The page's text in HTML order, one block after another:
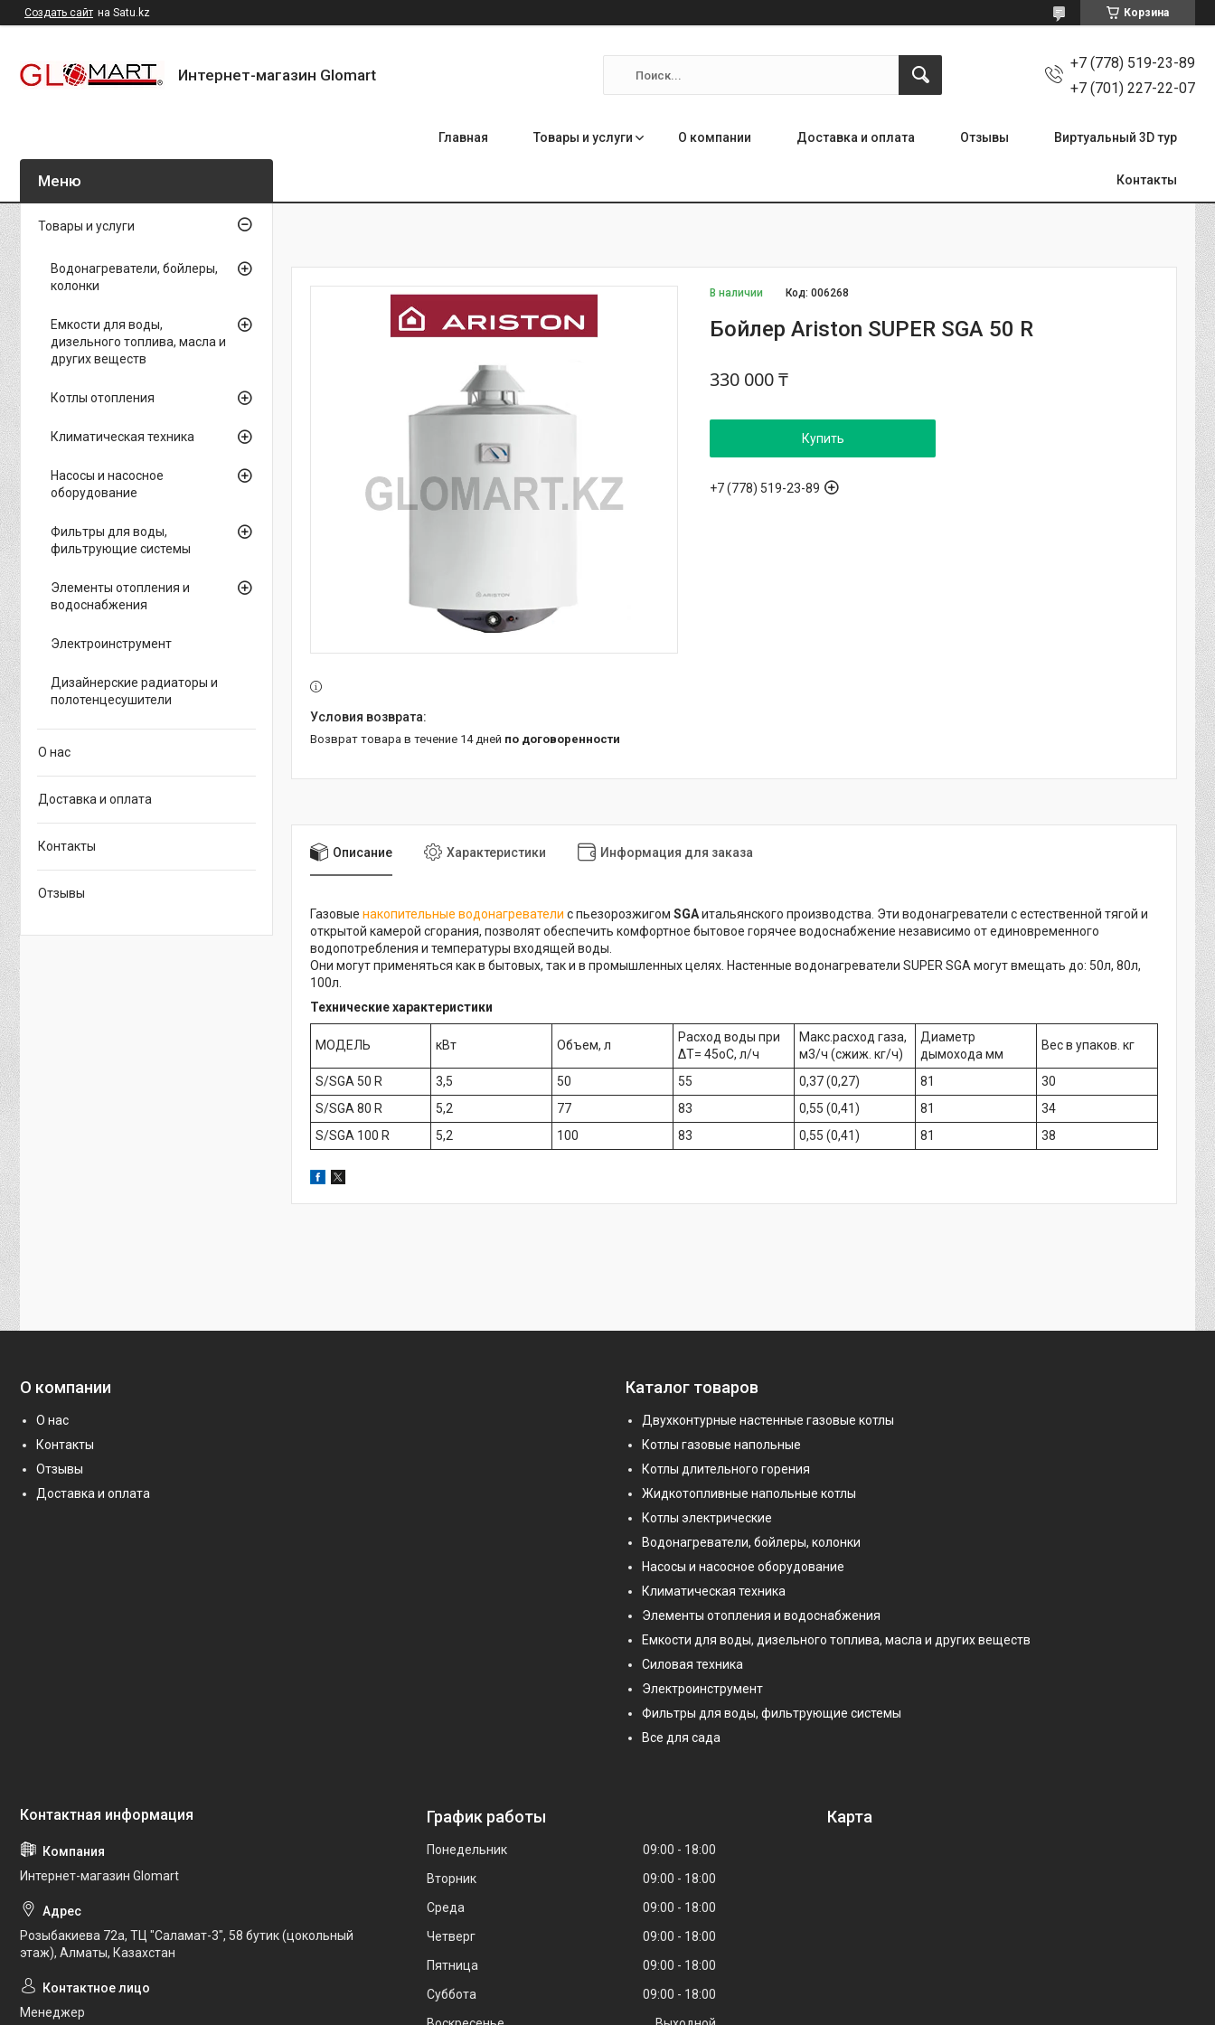
Создать сайт на Satu.kz Корзина
Интернет-магазин Glomart
+7 (778) 519-23-89
+7 (701) 227-22-07
Главная Товары и услуги О компании Доставка и оплата Отзывы Виртуальный 3D тур
Контакты
В наличии Код:006268
Бойлер Ariston SUPER SGA 50 R
330 000 ₸
Купить
+7 (778) 519-23-89
возврат товара в течение 14 дней по договоренности
Описание Характеристики Информация для заказа
Газовые накопительные водонагреватели с пьезорозжигом SGAитальянского производства. Эти водонагреватели с естественной тягой и
открытой камерой сгорания, позволят обеспечить комфортное бытовое горячее водоснабжение независимо от единовременного
водопотребления и температуры входящей воды.
Они могут применяться как в бытовых, так и в промышленных целях. Настенные водонагреватели SUPER SGA могут вмещать до: 50л, 80л,
100л.
Технические характеристики
МОДЕЛЬ кВт Объем, л
Расход воды при
∆T= 45oC, л/ч
Макс.расход газа,
м3/ч (сжиж. кг/ч)
Диаметр
дымохода мм
Вес в упаков. кг
S/SGA 50 R 3,5 50 55 0,37 (0,27) 81
30
S/SGA 80 R
5,2 77 83 0,55 (0,41) 81
34
S/SGA 100 R
5,2 100 83 0,55 (0,41) 81 38
Товары и услуги
Водонагреватели, бойлеры,
колонки
Емкости для воды,
дизельного топлива, масла и
других веществ
Котлы отопления
Климатическая техника
Насосы и насосное
оборудование
Фильтры для воды,
фильтрующие системы
Элементы отопления и
водоснабжения
Электроинструмент
Дизайнерские радиаторы и
полотенцесушители
О нас
Доставка и оплата
Контакты
Отзывы
О компании
О нас
Контакты
Отзывы
Доставка и оплата
Каталог товаров
Двухконтурные настенные газовые котлы
Котлы газовые напольные
Котлы длительного горения
Жидкотопливные напольные котлы
Котлы электрические
Водонагреватели, бойлеры, колонки
Насосы и насосное оборудование
Климатическая техника
Элементы отопления и водоснабжения
Емкости для воды, дизельного топлива, масла и других веществ
Силовая техника
Электроинструмент
Фильтры для воды, фильтрующие системы
Все для сада
Интернет-магазин Glomart
Розыбакиева 72а, ТЦ "Саламат-3", 58 бутик (цокольный
этаж), Алматы, Казахстан
Менеджер
График работы
Понедельник 09:00
18:00
Вторник
09:00
18:00
Среда
09:00
18:00
Четверг
09:00
18:00
Пятница
09:00
18:00
Суббота
09:00
18:00
Карта